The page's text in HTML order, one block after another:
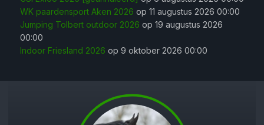
WK paardensport Aken 2026 op 11 augustus 2026 00:00
Jumping Tolbert outdoor 2026 op 19 augustus 2026
00:00
Indoor Friesland 2026 op 9 oktober 2026 00:00